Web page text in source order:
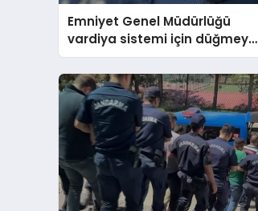
Emniyet Genel Müdürlüğü
vardiya sistemi için düğmeye
bastı